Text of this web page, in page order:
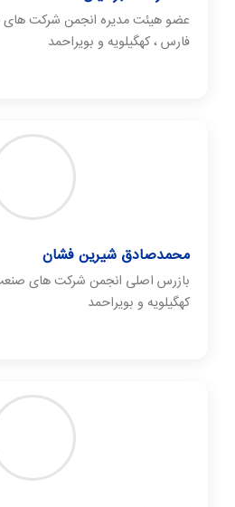
عضو هیئت مدیره انجمن شرکت
فارس ، کهگیلویه و بویراحمد
محمدصادق شیرین فشان
بازرس اصلی انجمن شرکت های
کهگیلویه و بویراحمد